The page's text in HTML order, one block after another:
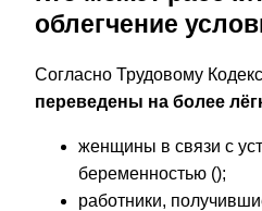
облегчение
Согласно Трудовому
переведены на более
женщины в связи с
беременностью ();
работники,